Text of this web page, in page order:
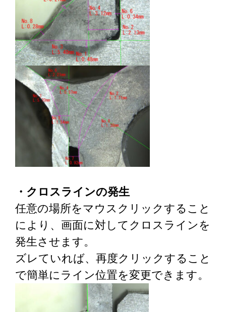
・クロスラインの発生
任意の場所をマウスクリックすること
により、画面に対してクロスラインを
発生させます。
ズレていれば、再度クリックすること
で簡単にライン位置を変更できます。